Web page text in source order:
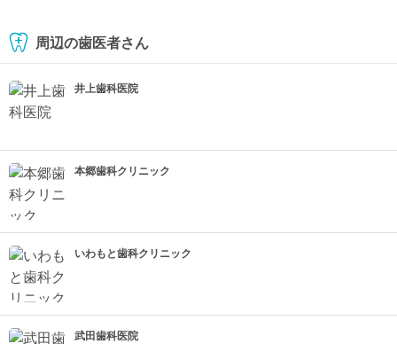
周辺の歯医者さん
井上歯科医院
本郷歯科クリニック
いわもと歯科クリニック
武田歯科医院